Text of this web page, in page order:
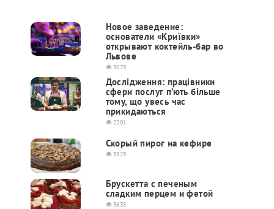
Новое заведение:
основатели «Криївки»
открывают коктейль-бар во
Львове
3079
Дослідження: працівники
сфери послуг п’ють більше
тому, що увесь час
прикидаються
2201
Скорый пирог на кефире
3829
Брускетта с печеным
сладким перцем и фетой
3635